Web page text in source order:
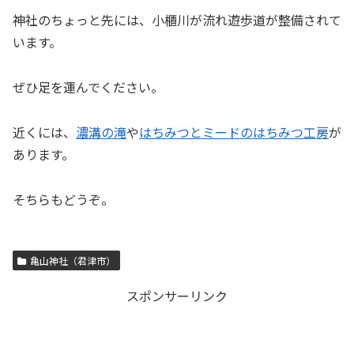
神社のちょっと先には、小櫃川が流れ遊歩道が整備されて
います。
ぜひ足を運んでください。
近くには、 濃溝の滝やはちみつとミードのはちみつ工房が
あります。
そちらもどうぞ。
亀山神社（君津市）
スポンサーリンク